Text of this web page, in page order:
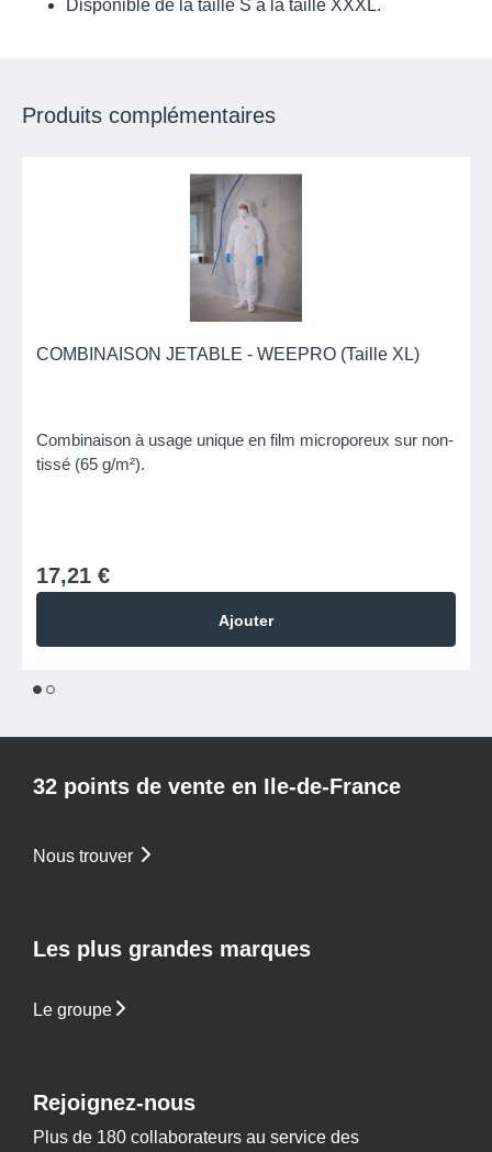
Disponible de la taille S à la taille XXXL.
Produits complémentaires
COMBINAISON JETABLE - WEEPRO (Taille XL)
Combinaison à usage unique en film microporeux sur non-
tissé (65 g/m²).
17,21 €
Ajouter
1
32 points de vente en Ile-de-France
Nous trouver
Les plus grandes marques
Le groupe
Rejoignez-nous
Plus de 180 collaborateurs au service des